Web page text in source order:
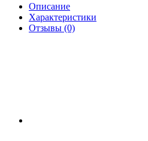
Описание
Характеристики
Отзывы (0)